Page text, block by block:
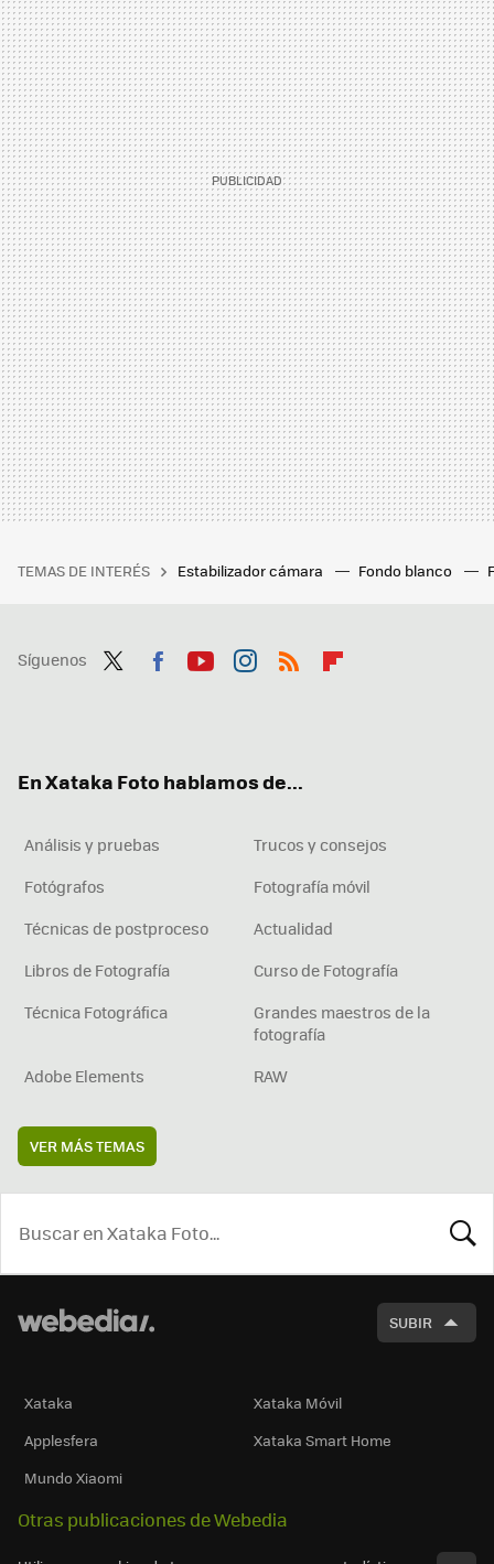
TEMAS DE INTERÉS Estabilizador cámara Fondo blanco
Síguenos
En Xataka Foto hablamos de...
Análisis y pruebas
Trucos y consejos
Fotógrafos
Fotografía móvil
Técnicas de postproceso
Actualidad
Libros de Fotografía
Curso de Fotografía
Técnica Fotográfica
Grandes maestros de la
fotografía
Adobe Elements
RAW
VER MÁS TEMAS
SUBIR
Xataka
Xataka Móvil
Applesfera
Xataka Smart Home
Mundo Xiaomi
Otras publicaciones de Webedia